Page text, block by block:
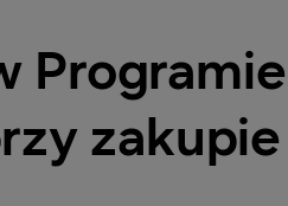
Programie
zakupie